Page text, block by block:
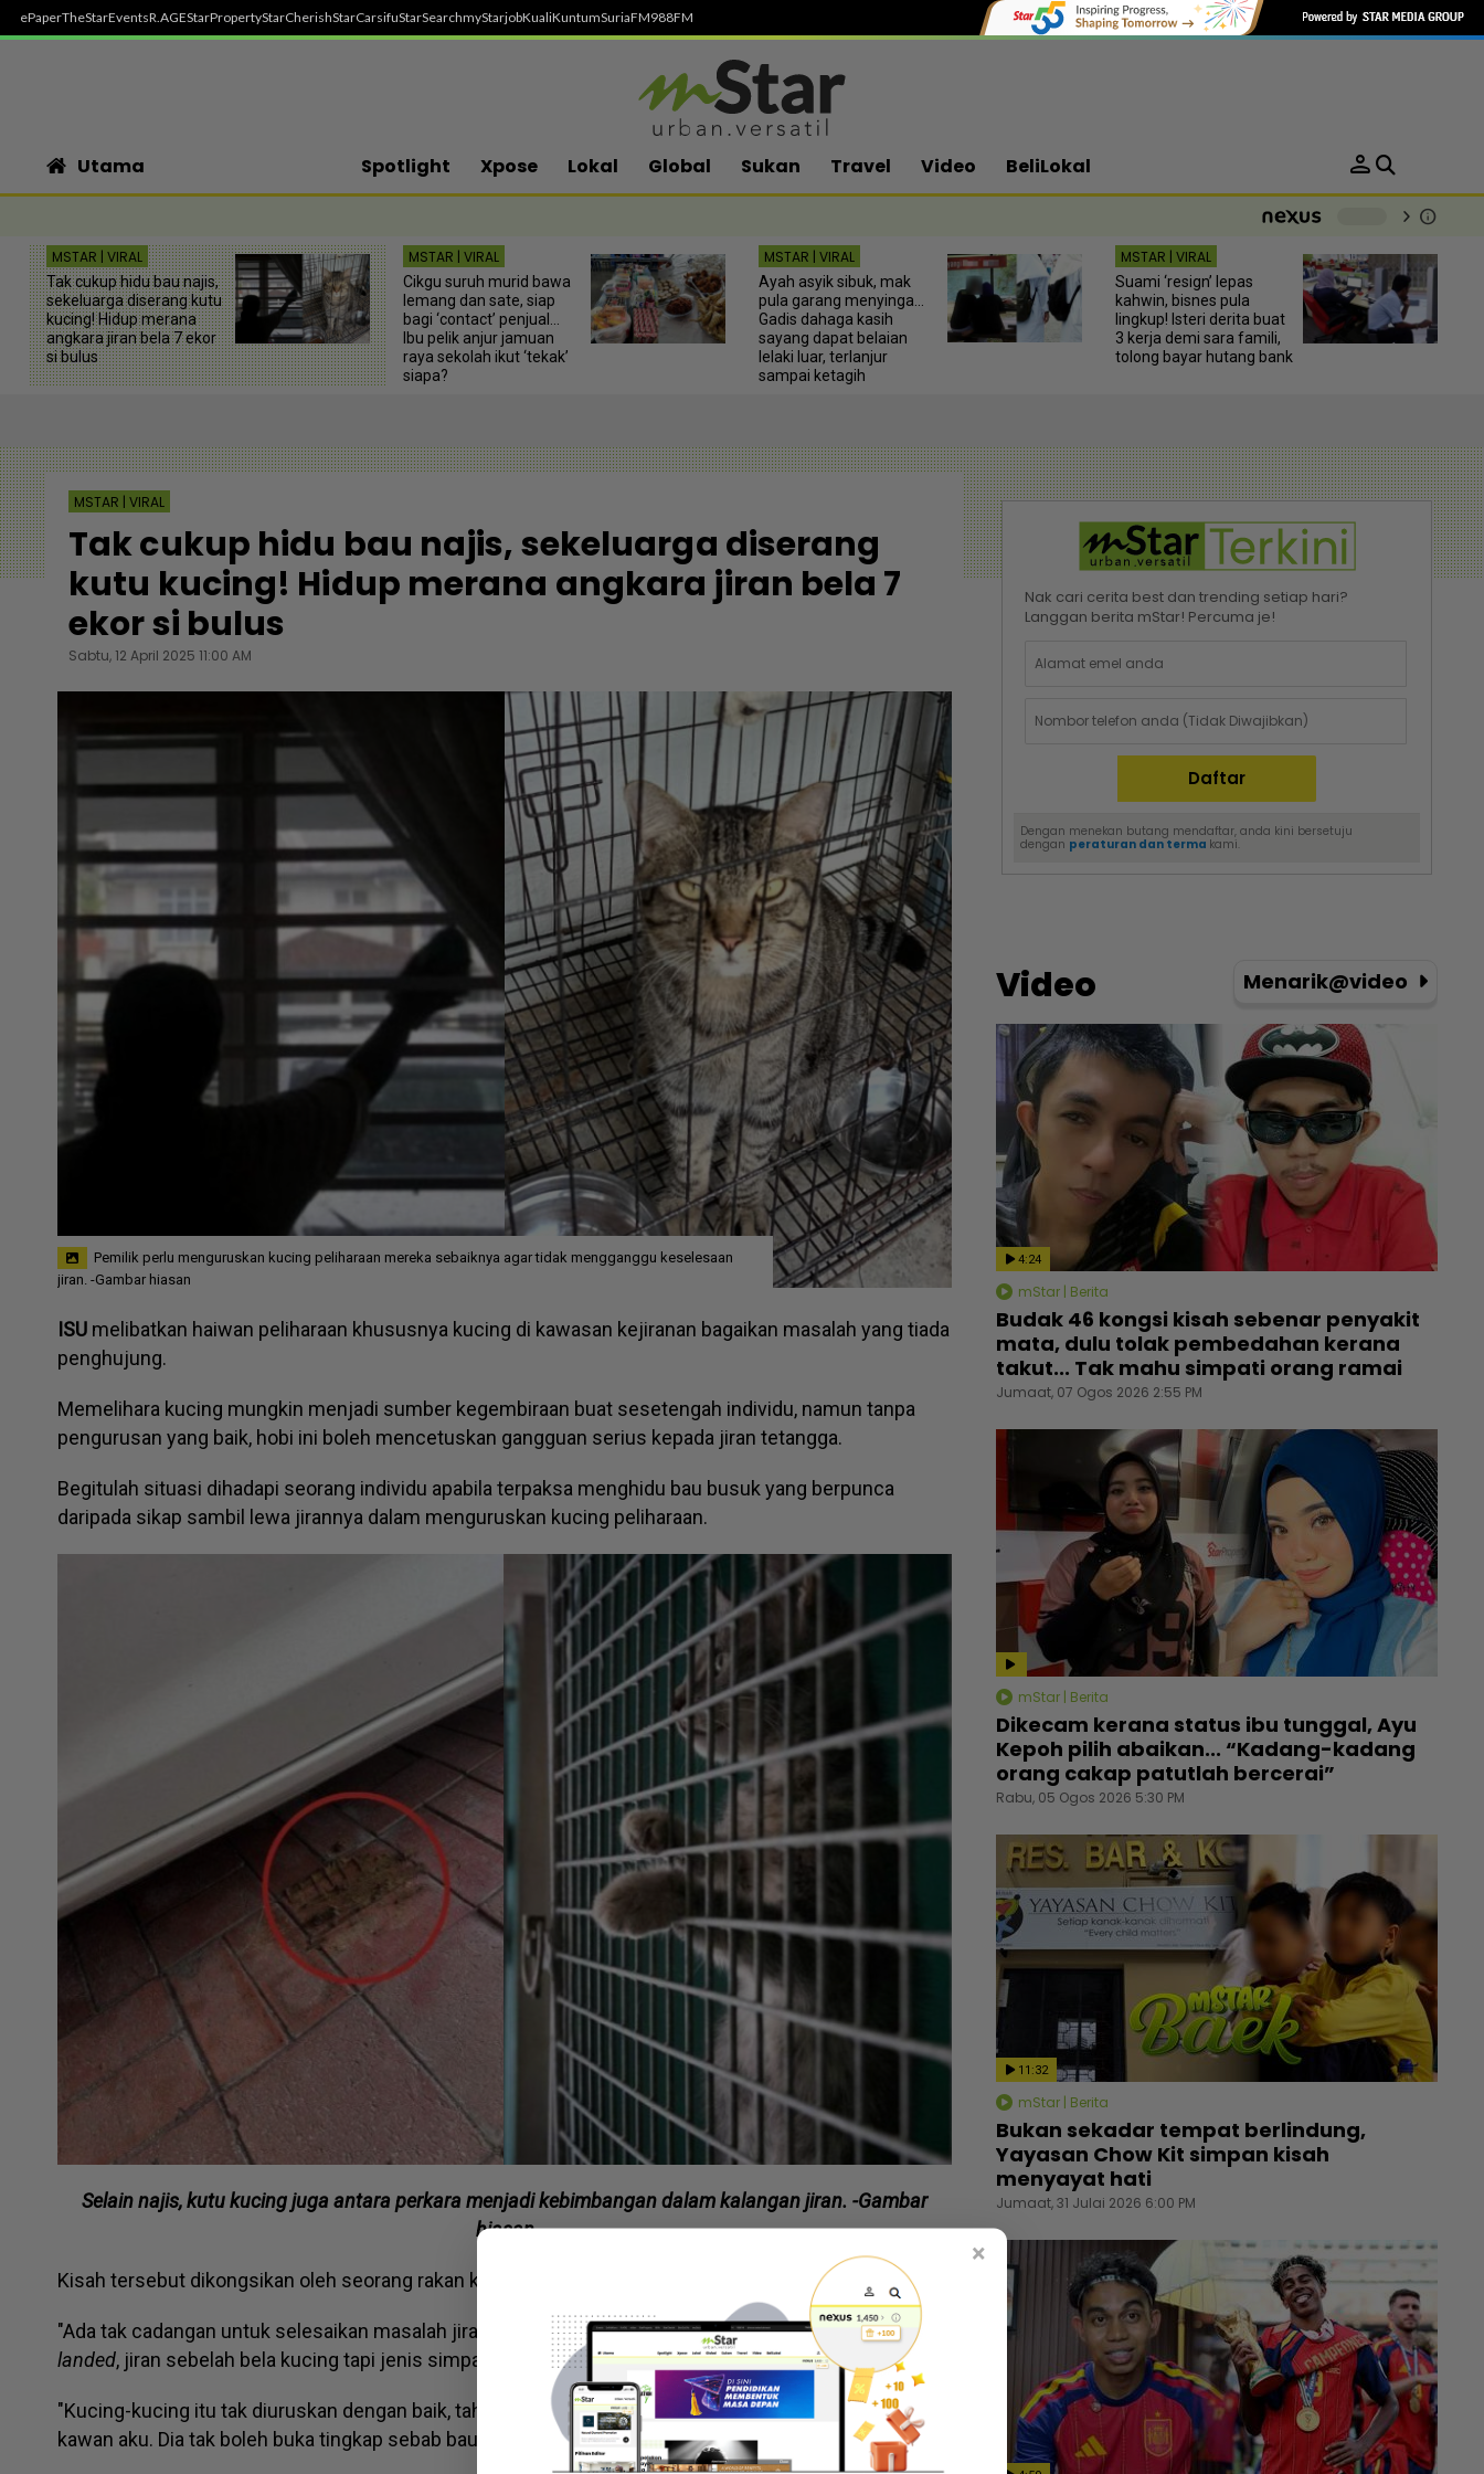
ePaperTheStarEventsR.AGEStarPropertyStarCherishStarCarsifuStarSearchmyStarjobKualiKuntumSuriaFM988FM
Utama Spotlight Xpose Lokal Global Sukan Travel Video BeliLokal person
chevron_right info
MSTAR | VIRAL
Tak cukup hidu bau najis,
sekeluarga diserang kutu
kucing! Hidup merana
angkara jiran bela 7 ekor
si bulus
MSTAR | VIRAL
Cikgu suruh murid bawa
lemang dan sate, siap
bagi ‘contact’ penjual...
Ibu pelik anjur jamuan
raya sekolah ikut ‘tekak’
siapa?
MSTAR | VIRAL
Ayah asyik sibuk, mak
pula garang menyinga...
Gadis dahaga kasih
sayang dapat belaian
lelaki luar, terlanjur
sampai ketagih
MSTAR | VIRAL
Suami ‘resign’ lepas
kahwin, bisnes pula
lingkup! Isteri derita buat
3 kerja demi sara famili,
tolong bayar hutang bank
MSTAR | VIRAL
Tak cukup hidu bau najis, sekeluarga diserang
kutu kucing! Hidup merana angkara jiran bela 7
ekor si bulus
Sabtu, 12 April 2025 11:00 AM
Pemilik perlu menguruskan kucing peliharaan mereka sebaiknya agar tidak mengganggu keselesaan
jiran. -Gambar hiasan
ISU melibatkan haiwan peliharaan khususnya kucing di kawasan kejiranan bagaikan masalah yang tiada
penghujung.
Memelihara kucing mungkin menjadi sumber kegembiraan buat sesetengah individu, namun tanpa
pengurusan yang baik, hobi ini boleh mencetuskan gangguan serius kepada jiran tetangga.
Begitulah situasi dihadapi seorang individu apabila terpaksa menghidu bau busuk yang berpunca
daripada sikap sambil lewa jirannya dalam menguruskan kucing peliharaan.
Selain najis, kutu kucing juga antara perkara menjadi kebimbangan dalam kalangan jiran. -Gambar
hiasan
Kisah tersebut dikongsikan oleh seorang rakan kepada mangsa menerusi hantaran di media sosial.
"Ada tak cadangan untuk selesaikan masalah jiran 'penternak' kucing?. Kawan saya duduk rumah
landed, jiran sebelah bela kucing tapi jenis simpan dalam sangkar kat halaman.
"Kucing-kucing itu tak diuruskan dengan baik, tahi kucing tak buang jadi bau itu masuk dalam rumah
kawan aku. Dia tak boleh buka tingkap sebab bau tahi tujuh ekor kucing busuk sangat!" ujarnya.
Nak cari cerita best dan trending setiap hari?
Langgan berita mStar! Percuma je!
Dengan menekan butang mendaftar, anda kini bersetuju
dengan peraturan dan terma kami.
Video Menarik@video
4:24
mStar | Berita
Budak 46 kongsi kisah sebenar penyakit
mata, dulu tolak pembedahan kerana
takut... Tak mahu simpati orang ramai
Jumaat, 07 Ogos 2026 2:55 PM
mStar | Berita
Dikecam kerana status ibu tunggal, Ayu
Kepoh pilih abaikan... “Kadang-kadang
orang cakap patutlah bercerai”
Rabu, 05 Ogos 2026 5:30 PM
11:32
mStar | Berita
Bukan sekadar tempat berlindung,
Yayasan Chow Kit simpan kisah
menyayat hati
Jumaat, 31 Julai 2026 6:00 PM
×